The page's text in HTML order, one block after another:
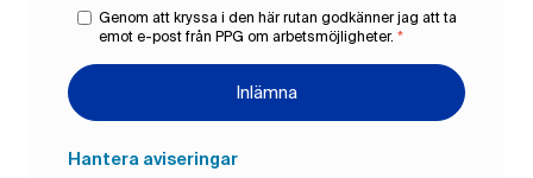
Genom att kryssa i den här rutan godkänner jag att ta
emot e-post från PPG om arbetsmöjligheter. *
Inlämna
Hantera aviseringar